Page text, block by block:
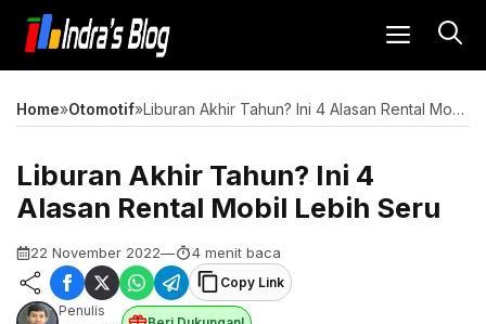
Langsung
isi
MENU
Home»Otomotif» Liburan Akhir Tahun? Ini 4 Alasan Rental Mobil Lebih Seru
Liburan Akhir Tahun? Ini 4
Alasan Rental Mobil Lebih Seru
22 November 2022— 4 menit baca
Copy Link
Penulis